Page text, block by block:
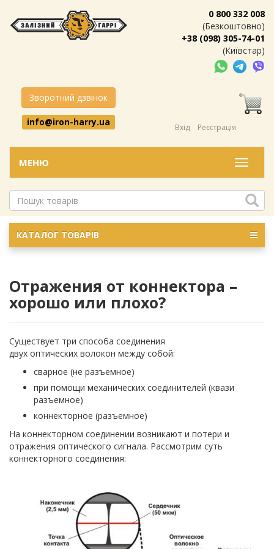
0 800 332 008
(Безкоштовно)
+38 (098) 305-74-01
(Київстар)
Зворотний дзвінок
info@iron-harry.ua
Вхід Реєстрація
Меню
МЕНЮ
КАТАЛОГ ТОВАРІВ
Отражения от коннектора –
хорошо или плохо?
Существует три способа соединения
двух оптических волокон между собой:
сварное (не разъемное)
при помощи механических соединителей (квази
разъемное)
коннекторное (разъемное)
На коннекторном соединении возникают и потери и
отражения оптического сигнала. Рассмотрим суть
коннекторного соединения: